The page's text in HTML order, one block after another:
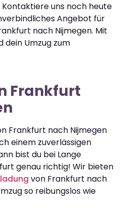
uns noch heute
Angebot für
nach Nijmegen. Mit
dein Umzug zum
Frankfurt
Frankfurt nach Nijmegen
einem zuverlässigen
bist du bei Lange
genau richtig! Wir bieten
von Frankfurt nach
so reibungslos wie